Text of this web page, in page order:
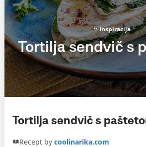
Inspiracija
Tortilja sendvič s
Tortilja sendvič s
Recept by coolinarika.com